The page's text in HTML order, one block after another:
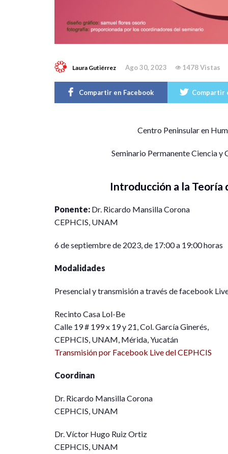
Laura Gutiérrez Ago 30, 2023 1478 Vistas
Compartir en Facebook Compartir
Centro Peninsular en
Seminario Permanente Ciencia
Introducción a la Teoría
Ponente: Dr. Ricardo Mansilla Corona
CEPHCIS, UNAM
6 de septiembre de 2023, de 17:00 a 19:00 horas
Modalidades
Presencial y transmisión a través de facebook
Recinto Casa Lol-Be
Calle 19 # 199 x 19 y 21, Col. García Ginerés,
CEPHCIS, UNAM, Mérida, Yucatán
Transmisión por Facebook Live del CEPHCIS
Coordinan
Dr. Ricardo Mansilla Corona
CEPHCIS, UNAM
Dr. Víctor Hugo Ruiz Ortiz
CEPHCIS, UNAM